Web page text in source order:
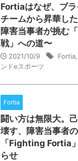
Fortiaはなぜ、ブ
チームから昇華し
障害当事者が挑む
戦」への道〜
2021/10/9 Fortia
ンドeスポーツ
Fortia
闘い方は無限大。
壊す、障害当事者
「Fighting Fortia
らせ